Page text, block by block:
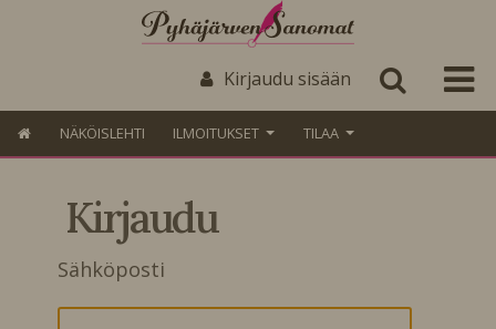
Kirjaudu sisään
NÄKÖISLEHTI ILMOITUKSET TILAA
Kirjaudu
Sähköposti